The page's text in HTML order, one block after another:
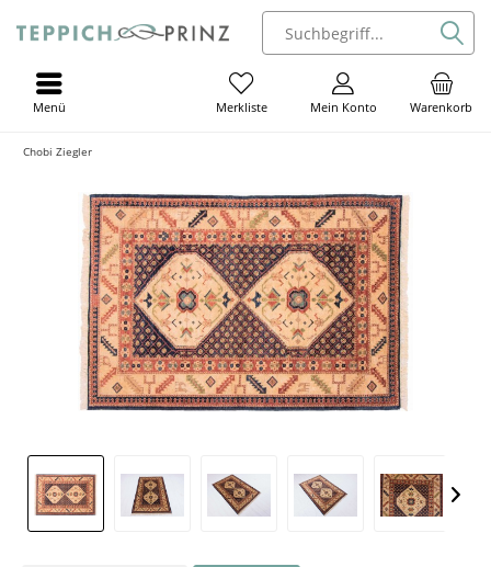
Warenkorb
Mein Konto
Merkliste
Menü
Chobi Ziegler